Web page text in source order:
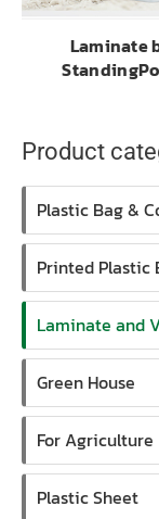
Product
Plastic Bag &
Printed Plastic
Laminate and
Green House
For Agriculture
Plastic Sheet
Laminate